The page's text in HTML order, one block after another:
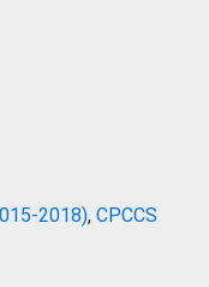
2018), CPCCS